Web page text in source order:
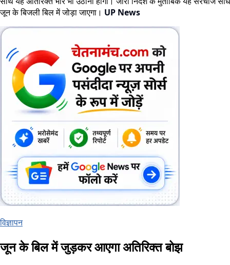
जून के बिजली बिल में जोड़ा जाएगा। UP News
विज्ञापन
जून के बिल में जुड़कर आएगा अतिरिक्त बोझ